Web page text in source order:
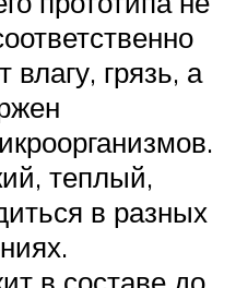
грязь, а
теплый,
в разных